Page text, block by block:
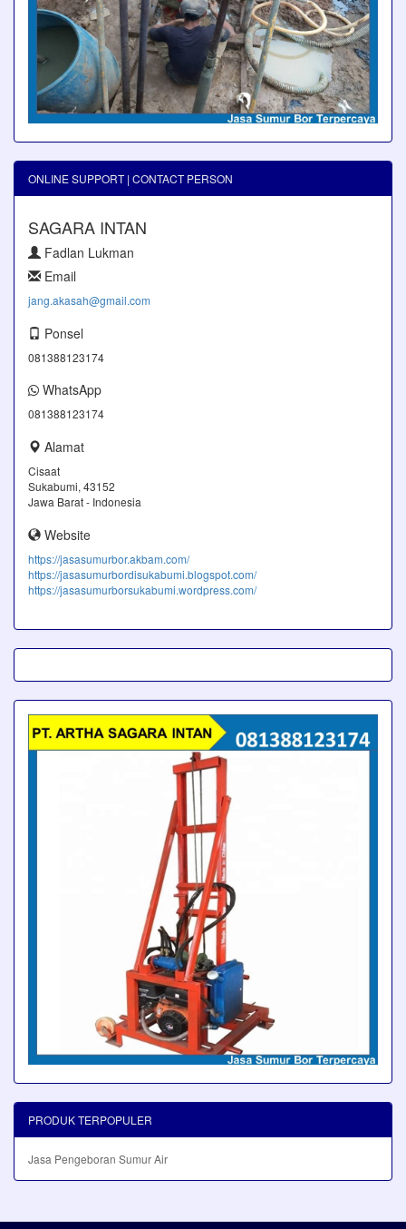
ONLINE SUPPORT | CONTACT PERSON
SAGARA INTAN
Fadlan Lukman
Email
jang.akasah@gmail.com
Ponsel
081388123174
WhatsApp
081388123174
Alamat
Cisaat
Sukabumi, 43152
Jawa Barat - Indonesia
Website
https://jasasumurbor.akbam.com/
https://jasasumurbordisukabumi.blogspot.com/
https://jasasumurborsukabumi.wordpress.com/
PRODUK TERPOPULER
Jasa Pengeboran Sumur Air